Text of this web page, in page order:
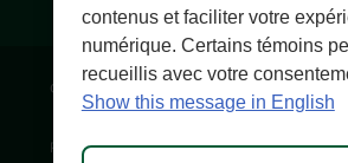
Conditions d'utilisation et notes légales
Personnaliser les témoins Accessibilité
contenus et faciliter votre
numérique. Certains témoins
recueillis avec votre
Show this message in English